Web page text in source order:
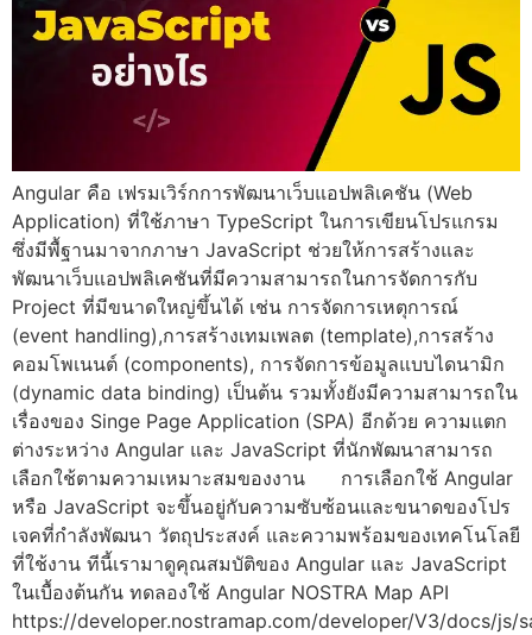
Angular คือ เฟรมเวิร์กการพัฒนาเว็บแอปพลิเคชัน (Web
Application) ที่ใช้ภาษา TypeScript ในการเขียนโปรแกรม
ซึ่งมีพื้ฐานมาจากภาษา JavaScript ช่วยให้การสร้างและ
พัฒนาเว็บแอปพลิเคชันที่มีความสามารถในการจัดการกับ
Project ที่มีขนาดใหญ่ขึ้นได้ เช่น การจัดการเหตุการณ์
(event handling),การสร้างเทมเพลต (template),การสร้าง
คอมโพเนนต์ (components), การจัดการข้อมูลแบบไดนามิก
(dynamic data binding) เป็นต้น รวมทั้งยังมีความสามารถใน
เรื่องของ Singe Page Application (SPA) อีกด้วย ความแตก
ต่างระหว่าง Angular และ JavaScript ที่นักพัฒนาสามารถ
เลือกใช้ตามความเหมาะสมของงาน การเลือกใช้ Angular
หรือ JavaScript จะขึ้นอยู่กับความซับซ้อนและขนาดของโปร
เจคที่กำลังพัฒนา วัตถุประสงค์ และความพร้อมของเทคโนโลยี
ที่ใช้งาน ทีนี้เรามาดูคุณสมบัติของ Angular และ JavaScript
ในเบื้องต้นกัน ทดลองใช้ Angular NOSTRA Map API
https://developer.nostramap.com/developer/V3/docs/js/